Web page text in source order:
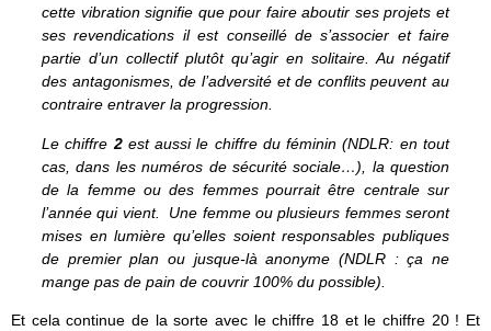
cette vibration signifie que pour faire aboutir ses projets et
ses revendications il est conseillé de s’associer et faire
partie d’un collectif plutôt qu’agir en solitaire. Au négatif
des antagonismes, de l’adversité et de conflits peuvent au
contraire entraver la progression.
Le chiffre 2est aussi le chiffre du féminin (NDLR: en tout
cas, dans les numéros de sécurité sociale…), la question
de la femme ou des femmes pourrait être centrale sur
l’année qui vient. Une femme ou plusieurs femmes seront
mises en lumière qu’elles soient responsables publiques
de premier plan ou jusque-là anonyme (NDLR : ça ne
mange pas de pain de couvrir 100% du possible).
Et cela continue de la sorte avec le chiffre 18 et le chiffre 20 ! Et